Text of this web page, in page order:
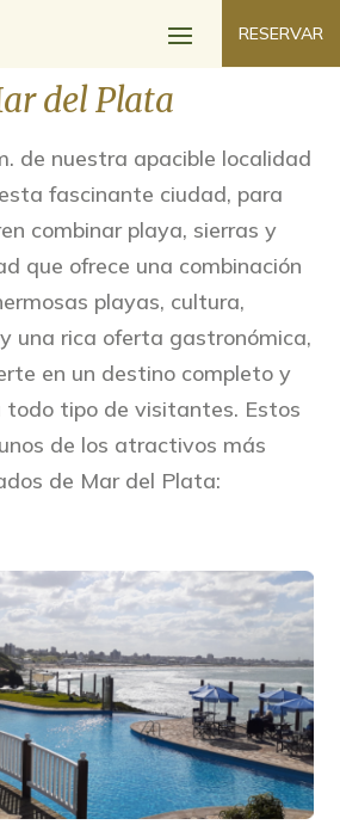
RESERVAR
del Plata
de nuestra apacible localidad
fascinante ciudad, para
combinar playa, sierras y
que ofrece una combinación
playas, cultura,
una rica oferta gastronómica,
en un destino completo y
tipo de visitantes. Estos
de los atractivos más
de Mar del Plata: